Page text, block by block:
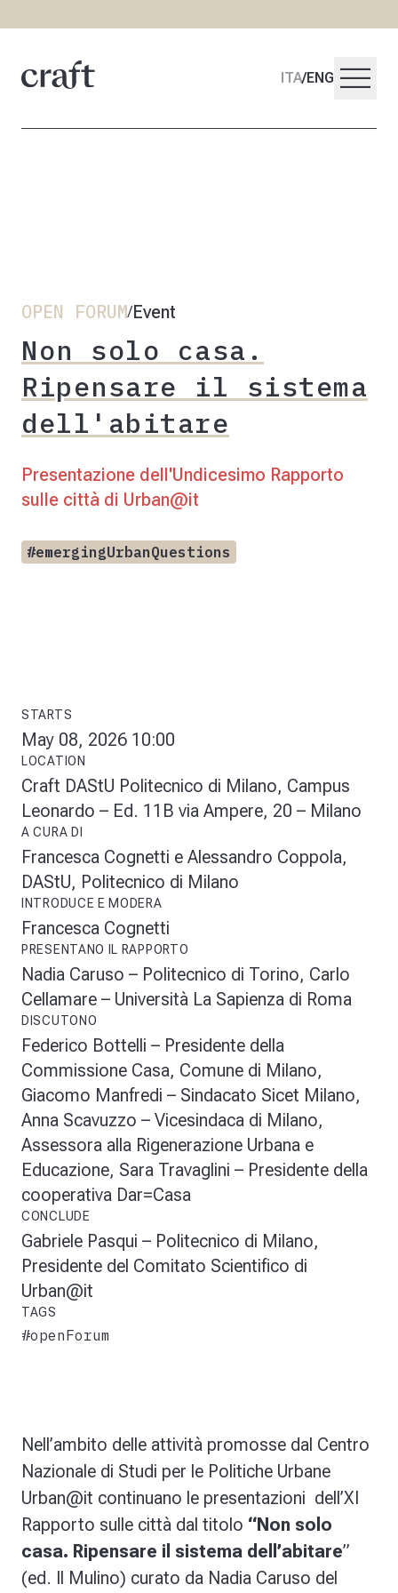
ITA/ENG menu
OPEN FORUM/Event
Non solo casa.
Ripensare il sistema
dell'abitare
Presentazione dell'Undicesimo Rapporto
sulle città di Urban@it
#emergingUrbanQuestions
STARTS
May 08, 2026 10:00
LOCATION
Craft DAStU Politecnico di Milano, Campus
Leonardo – Ed. 11B via Ampere, 20 – Milano
A CURA DI
Francesca Cognetti e Alessandro Coppola,
DAStU, Politecnico di Milano
INTRODUCE E MODERA
Francesca Cognetti
PRESENTANO IL RAPPORTO
Nadia Caruso – Politecnico di Torino, Carlo
Cellamare – Università La Sapienza di Roma
DISCUTONO
Federico Bottelli – Presidente della
Commissione Casa, Comune di Milano,
Giacomo Manfredi – Sindacato Sicet Milano,
Anna Scavuzzo – Vicesindaca di Milano,
Assessora alla Rigenerazione Urbana e
Educazione, Sara Travaglini – Presidente della
cooperativa Dar=Casa
CONCLUDE
Gabriele Pasqui – Politecnico di Milano,
Presidente del Comitato Scientifico di
Urban@it
TAGS
#openForum
Nell’ambito delle attività promosse dal Centro
Nazionale di Studi per le Politiche Urbane
Urban@it continuano le presentazioni dell’XI
Rapporto sulle città dal titolo “Non solo
casa. Ripensare il sistema dell’abitare”
(ed. Il Mulino) curato da Nadia Caruso del